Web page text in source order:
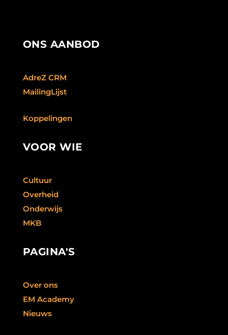
ONS AANBOD
AdreZ CRM
MailingLijst
Koppelingen
VOOR WIE
Cultuur
Overheid
Onderwijs
MKB
PAGINA'S
Over ons
EM Academy
Nieuws